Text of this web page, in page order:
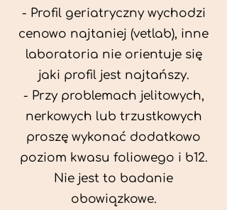
- Profil geriatryczny wychodzi
cenowo najtaniej (vetlab), inne
laboratoria nie orientuje się
jaki profil jest najtańszy.
- Przy problemach jelitowych,
nerkowych lub trzustkowych
proszę wykonać dodatkowo
poziom kwasu foliowego i b12.
Nie jest to badanie
obowiązkowe.